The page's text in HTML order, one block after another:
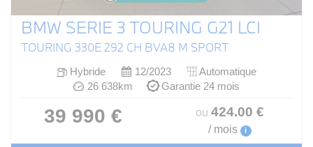
BMW SERIE 3 TOURING G21 LCI
TOURING 330E 292 CH BVA8 M SPORT
Hybride 12/2023
Automatique
26 638km
Garantie 24 mois
39 990 € ou 424.00 €
/ mois i